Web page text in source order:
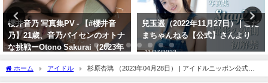
兒玉遥（2022年11月27日） | こだ
まちゃんねる【公式】さんより
11/27/2022
【1st写真集】「まるごと」発売
しました。【メイキング】 | まる
ぴ / marupiさんより
ホーム アイドル
杉原杏璃 （2023年04月28日） | アイドルニッポン公式
YouTubeチャンネルさんより